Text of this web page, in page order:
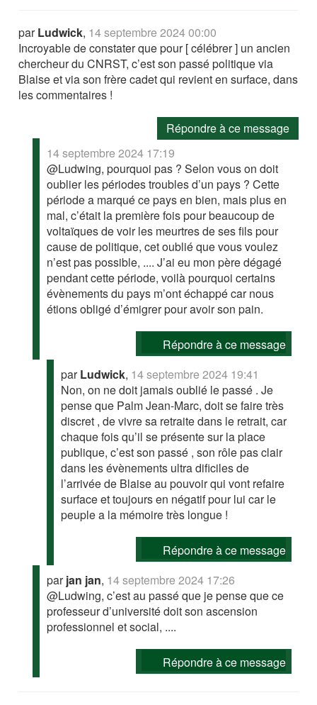
parLudwick, 14 septembre 2024 00:00
Incroyable de constater que pour [ célébrer ] un ancien
chercheur du CNRST, c’est son passé politique via
Blaise et via son frère cadet qui revient en surface, dans
les commentaires !
Répondre à ce message
14 septembre 2024 17:19
@Ludwing, pourquoi pas ? Selon vous on doit
oublier les périodes troubles d’un pays ? Cette
période a marqué ce pays en bien, mais plus en
mal, c’était la première fois pour beaucoup de
voltaïques de voir les meurtres de ses fils pour
cause de politique, cet oublié que vous voulez
n’est pas possible, .... J’ai eu mon père dégagé
pendant cette période, voilà pourquoi certains
évènements du pays m’ont échappé car nous
étions obligé d’émigrer pour avoir son pain.
Répondre à ce message
parLudwick, 14 septembre 2024 19:41
Non, on ne doit jamais oublié le passé . Je
pense que Palm Jean-Marc, doit se faire très
discret , de vivre sa retraite dans le retrait, car
chaque fois qu’il se présente sur la place
publique, c’est son passé , son rôle pas clair
dans les évènements ultra dificiles de
l’arrivée de Blaise au pouvoir qui vont refaire
surface et toujours en négatif pour lui car le
peuple a la mémoire très longue !
Répondre à ce message
parjan jan, 14 septembre 2024 17:26
@Ludwing, c’est au passé que je pense que ce
professeur d’université doit son ascension
professionnel et social, ....
Répondre à ce message